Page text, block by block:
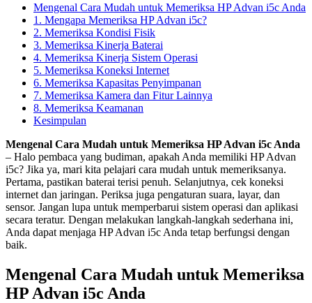
Mengenal Cara Mudah untuk Memeriksa HP Advan i5c Anda
1. Mengapa Memeriksa HP Advan i5c?
2. Memeriksa Kondisi Fisik
3. Memeriksa Kinerja Baterai
4. Memeriksa Kinerja Sistem Operasi
5. Memeriksa Koneksi Internet
6. Memeriksa Kapasitas Penyimpanan
7. Memeriksa Kamera dan Fitur Lainnya
8. Memeriksa Keamanan
Kesimpulan
Mengenal Cara Mudah untuk Memeriksa HP Advan i5c Anda
– Halo pembaca yang budiman, apakah Anda memiliki HP Advan
i5c? Jika ya, mari kita pelajari cara mudah untuk memeriksanya.
Pertama, pastikan baterai terisi penuh. Selanjutnya, cek koneksi
internet dan jaringan. Periksa juga pengaturan suara, layar, dan
sensor. Jangan lupa untuk memperbarui sistem operasi dan aplikasi
secara teratur. Dengan melakukan langkah-langkah sederhana ini,
Anda dapat menjaga HP Advan i5c Anda tetap berfungsi dengan
baik.
Mengenal Cara Mudah untuk Memeriksa
HP Advan i5c Anda